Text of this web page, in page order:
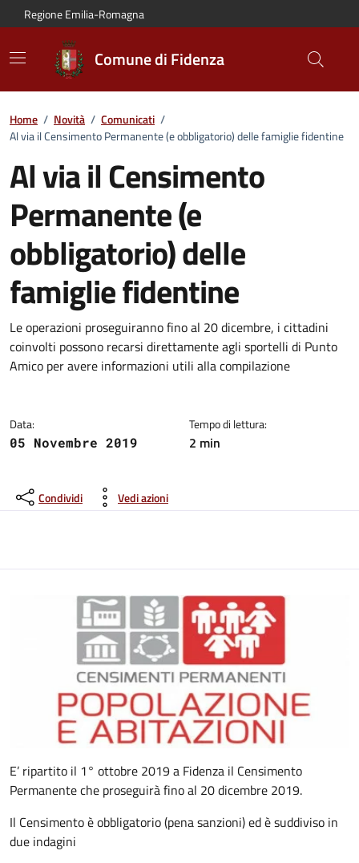
Vai al contenuto principale
Vai alla navigazione del sito
Vai al piede di pagina
Regione Emilia-Romagna
Comune di Fidenza
Home / Novità / Comunicati /
Al via il Censimento Permanente (e obbligatorio) delle famiglie fidentine
Al via il Censimento
Permanente (e
obbligatorio) delle
famiglie fidentine
Dettagli del comunicato:
Le operazioni proseguiranno fino al 20 dicembre, i cittadini
coinvolti possono recarsi direttamente agli sportelli di Punto
Amico per avere informazioni utili alla compilazione
Data:
05 Novembre 2019
Tempo di lettura:
2 min
Condividi Vedi azioni
E’ ripartito il 1° ottobre 2019 a Fidenza il Censimento
Permanente che proseguirà fino al 20 dicembre 2019.
Il Censimento è obbligatorio (pena sanzioni) ed è suddiviso in
due indagini